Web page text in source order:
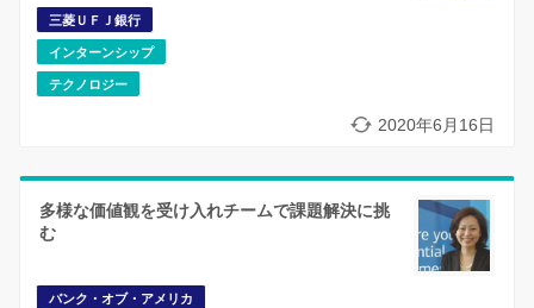
三菱ＵＦＪ銀行
インターンシップ
テクノロジー
2020年6月16日
多様な価値観を受け入れチームで課題解決に挑
む
バンク・オブ・アメリカ